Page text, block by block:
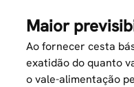
Maior
Ao fornecer cesta
exatidão do quanto
o vale-alimentação